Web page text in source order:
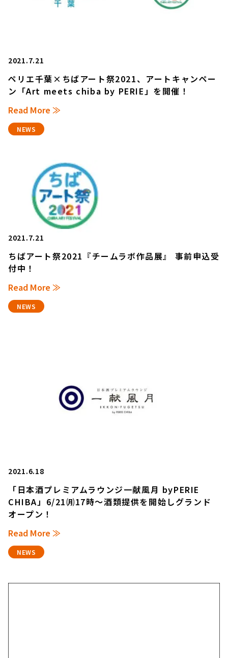
2021.7.21
ペリエ千葉×ちばアート祭2021、アートキャンペー
ン「Art meets chiba by PERIE」を開催！
Read More ≫
NEWS
2021.7.21
ちばアート祭2021『チームラボ作品展』 事前申込受
付中！
Read More ≫
NEWS
2021.6.18
「日本酒プレミアムラウンジ一献風月 byPERIE
CHIBA」6/21㈪17時～酒類提供を開始しグランド
オープン！
Read More ≫
NEWS